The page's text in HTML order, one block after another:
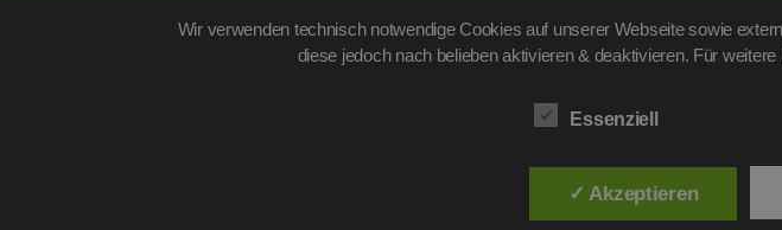
Wir verwenden technisch notwendige Cookies auf unserer Webseite sowie
diese jedoch nach belieben aktivieren & deaktivieren. Für
Essenziell
✓ Akzeptieren